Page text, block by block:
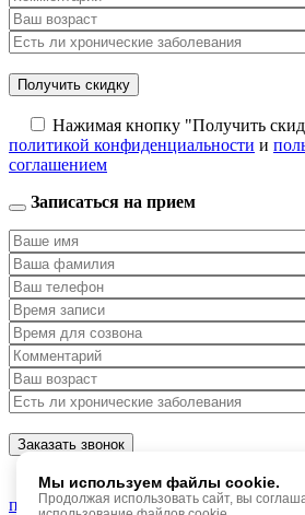
Нажимая кнопку "Получить
политикой конфиденциальности и
соглашением
Записаться на прием
Нажимая кнопку "Заказать
политикой конфиденциальности и
Мы используем файлы cookie.
Продолжая использовать сайт, вы